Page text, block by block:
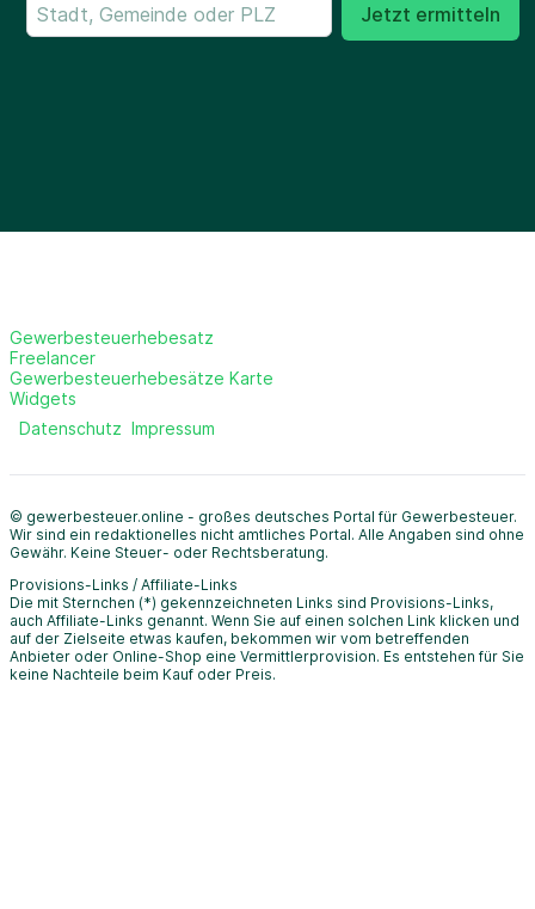
Jetzt ermitteln
Gewerbesteuerhebesatz
Freelancer
Gewerbesteuerhebesätze Karte
Widgets
Datenschutz Impressum
© gewerbesteuer.online - großes deutsches Portal für Gewerbesteuer.
Wir sind ein redaktionelles nicht amtliches Portal. Alle Angaben sind ohne
Gewähr. Keine Steuer- oder Rechtsberatung.
Provisions-Links / Affiliate-Links
Die mit Sternchen (*) gekennzeichneten Links sind Provisions-Links,
auch Affiliate-Links genannt. Wenn Sie auf einen solchen Link klicken und
auf der Zielseite etwas kaufen, bekommen wir vom betreffenden
Anbieter oder Online-Shop eine Vermittlerprovision. Es entstehen für Sie
keine Nachteile beim Kauf oder Preis.